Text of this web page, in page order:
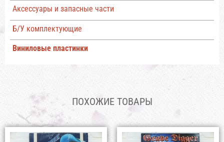
Аксессуары и запасные части
Б/У комплектующие
Виниловые пластинки
ПОХОЖИЕ ТОВАРЫ